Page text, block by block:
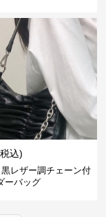
込)
レザー調チェーン付
ーバッグ